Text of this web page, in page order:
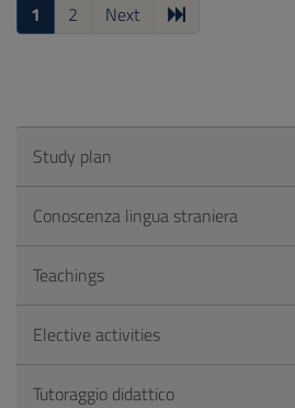
1 2 Next
Study plan
Conoscenza lingua straniera
Teachings
Elective activities
Tutoraggio didattico